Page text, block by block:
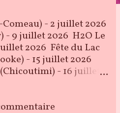
- 2 juillet 2026
- 9 juillet 2026 H2O Le
2026 Fête du Lac
- 15 juillet 2026
- 16 juillet
Fêtes Telus